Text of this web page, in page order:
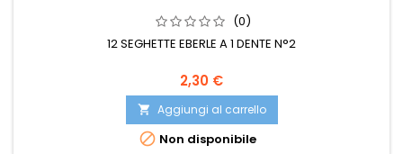
(0)
12 SEGHETTE EBERLE A 1 DENTE N°2
2,30 €
 Aggiungi al carrello
 Non disponibile